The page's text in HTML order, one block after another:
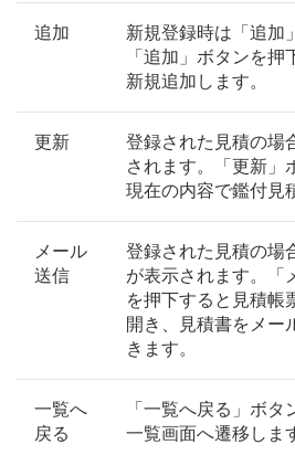
追加
新規登録時は「追加
「追加」ボタンを
新規追加します。
更新
登録された見積の場
されます。「更新」
現在の内容で鑑付見
メール
送信
登録された見積の場
が表示されます。「
を押下すると見積帳
開き、見積書をメー
きます。
一覧へ
戻る
「一覧へ戻る」ボ
一覧画面へ遷移しま